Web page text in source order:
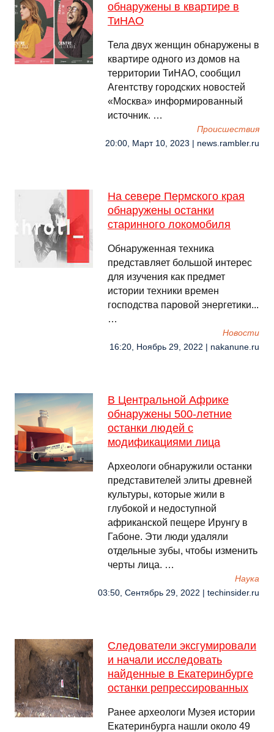
обнаружены в квартире в
ТиНАО
Тела двух женщин обнаружены в
квартире одного из домов на
территории ТиНАО, сообщил
Агентству городских новостей
«Москва» информированный
источник. …
Происшествия
20:00, Март 10, 2023 | news.rambler.ru
На севере Пермского края
обнаружены останки
старинного локомобиля
Обнаруженная техника
представляет большой интерес
для изучения как предмет
истории техники времен
господства паровой энергетики...
…
Новости
16:20, Ноябрь 29, 2022 | nakanune.ru
В Центральной Африке
обнаружены 500-летние
останки людей с
модификациями лица
Археологи обнаружили останки
представителей элиты древней
культуры, которые жили в
глубокой и недоступной
африканской пещере Ирунгу в
Габоне. Эти люди удаляли
отдельные зубы, чтобы изменить
черты лица. …
Наука
03:50, Сентябрь 29, 2022 | techinsider.ru
Следователи эксгумировали
и начали исследовать
найденные в Екатеринбурге
останки репрессированных
Ранее археологи Музея истории
Екатеринбурга нашли около 49